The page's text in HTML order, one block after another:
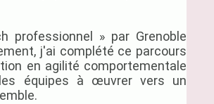
professionnel » par Grenoble
j'ai complété ce parcours
en agilité comportementale
équipes à œuvrer vers un